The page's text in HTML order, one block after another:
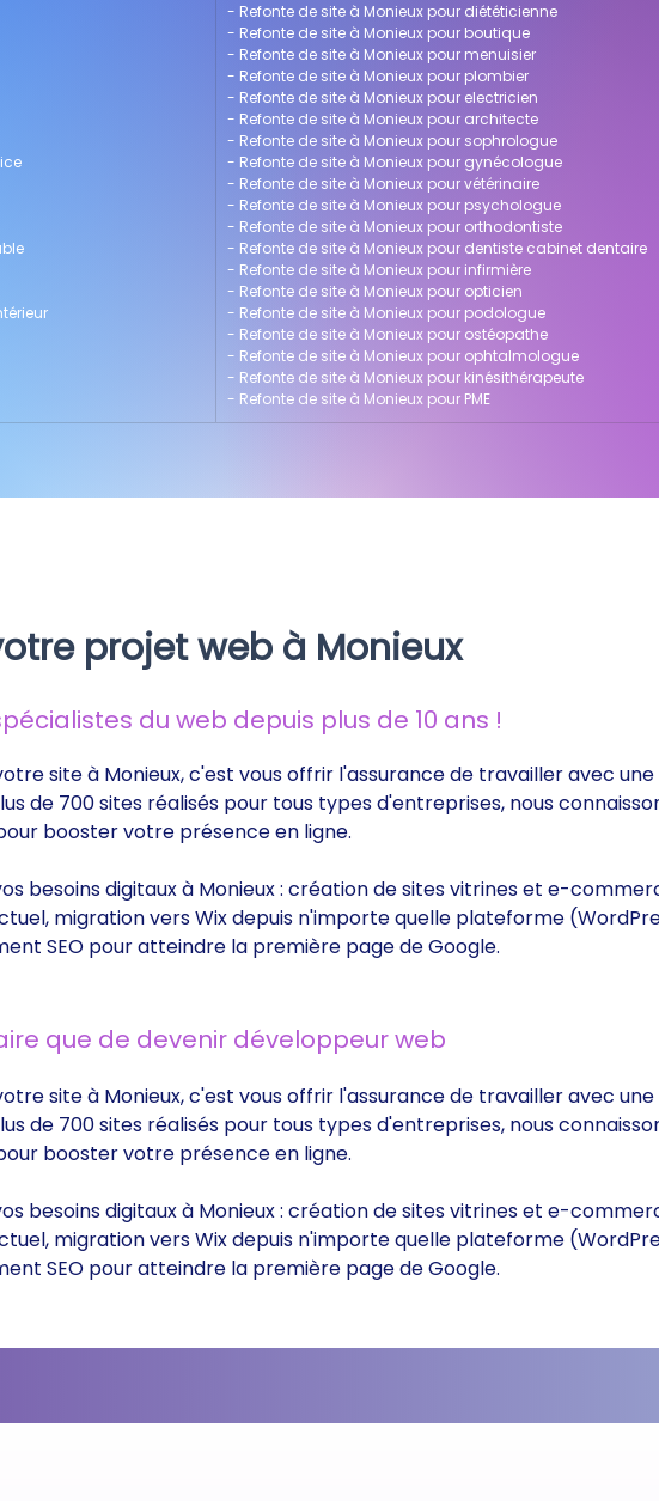
- Refonte de site à Monieux pour diététicienne
- Refonte de site à Monieux pour boutique
- Refonte de site à Monieux pour menuisier
- Refonte de site à Monieux pour plombier
- Refonte de site à Monieux pour electricien
- Refonte de site à Monieux pour architecte
- Refonte de site à Monieux pour sophrologue
- Refonte de site à Monieux pour gynécologue
- Refonte de site à Monieux pour vétérinaire
- Refonte de site à Monieux pour psychologue
- Refonte de site à Monieux pour orthodontiste
- Refonte de site à Monieux pour dentiste cabinet dentaire
- Refonte de site à Monieux pour infirmière
- Refonte de site à Monieux pour opticien
- Refonte de site à Monieux pour podologue
- Refonte de site à Monieux pour ostéopathe
- Refonte de site à Monieux pour ophtalmologue
- Refonte de site à Monieux pour kinésithérapeute
- Refonte de site à Monieux pour PME
projet web à Monieux
du web depuis plus de 10 ans !
site à Monieux, c'est vous offrir l'assurance de travailler avec
de 700 sites réalisés pour tous types d'entreprises, nous
booster votre présence en ligne.
besoins digitaux à Monieux : création de sites vitrines et e-
migration vers Wix depuis n'importe quelle plateforme
SEO pour atteindre la première page de Google.
que de devenir développeur web
site à Monieux, c'est vous offrir l'assurance de travailler avec
de 700 sites réalisés pour tous types d'entreprises, nous
booster votre présence en ligne.
besoins digitaux à Monieux : création de sites vitrines et e-
migration vers Wix depuis n'importe quelle plateforme
SEO pour atteindre la première page de Google.